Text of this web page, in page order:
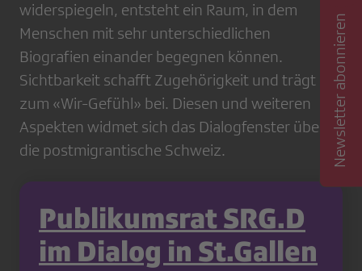
widerspiegeln, entsteht ein Raum, in dem
Menschen mit sehr unterschiedlichen
Biografien einander begegnen können.
Sichtbarkeit schafft Zugehörigkeit und trägt
zum «Wir-Gefühl» bei. Diesen und weiteren
Aspekten widmet sich das Dialogfenster über
die postmigrantische Schweiz.
Publikumsrat SRG.D
im Dialog in St.Gallen
Newsletter abonnieren